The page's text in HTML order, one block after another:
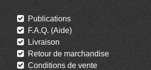
Publications
F.A.Q. (Aide)
Livraison
Retour de marchandise
Conditions de vente